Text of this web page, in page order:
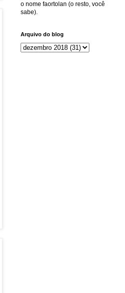
o nome faortolan (o resto, você
sabe).
Arquivo do blog